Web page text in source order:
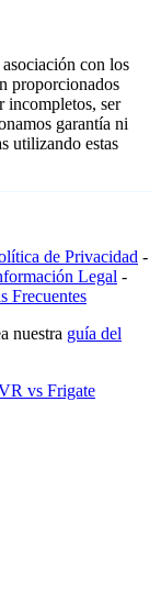
con los
proporcionados
incompletos, ser
garantía ni
utilizando estas
de Privacidad -
Legal -
Frecuentes
nuestra guía del
vs Frigate